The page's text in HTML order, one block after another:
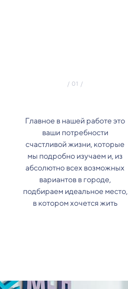
Главное в нашей работе это
ваши потребности
счастливой жизни, которые
мы подробно изучаем и, из
абсолютно всех возможных
вариантов в городе,
подбираем идеальное место,
в котором хочется жить